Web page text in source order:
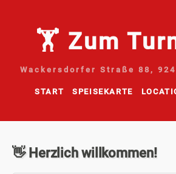
🏋 Zum
Wackersdorfer Straße 88,
START SPEISEKARTE
👋 Herzlich willkommen!